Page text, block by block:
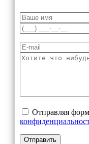
Отправляя